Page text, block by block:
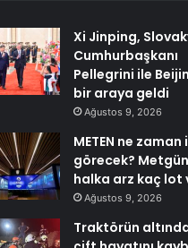
Xi Jinping,
Cumhurbaşkanı
Pellegrini ile
bir araya geldi
Ağustos 9, 2026
METEN ne zaman
görecek?
halka arz kaç lot
Ağustos 9, 2026
Traktörün